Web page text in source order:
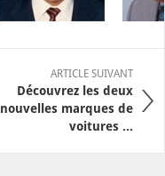
ARTICLE SUIVANT
Découvrez les deux
nouvelles marques de
voitures ...